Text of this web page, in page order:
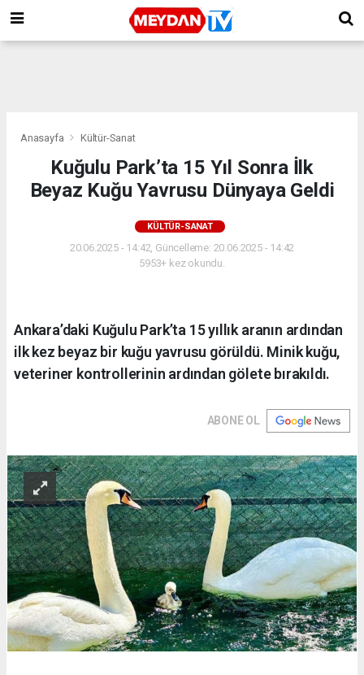
Anasayfa Kültür-Sanat
Kuğulu Park’ta 15 Yıl Sonra İlk
Beyaz Kuğu Yavrusu Dünyaya Geldi
KÜLTÜR-SANAT
20.06.2025 - 14:42, Güncelleme: 20.06.2025 - 14:42
5953+ kez okundu.
Ankara’daki Kuğulu Park’ta 15 yıllık aranın ardından
ilk kez beyaz bir kuğu yavrusu görüldü. Minik kuğu,
veteriner kontrollerinin ardından gölete bırakıldı.
ABONE OL